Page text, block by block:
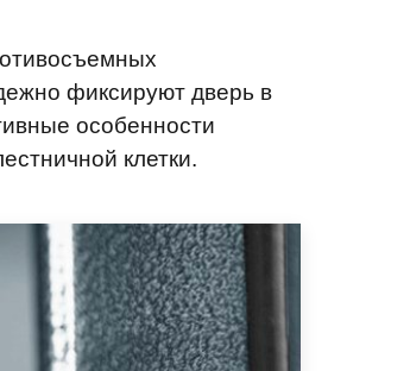
фиксируют дверь в
особенности
клетки.